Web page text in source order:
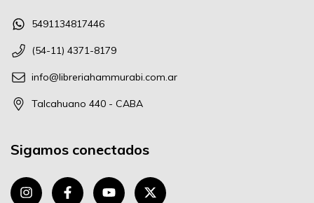
5491134817446
(54-11) 4371-8179
info@libreriahammurabi.com.ar
Talcahuano 440 - CABA
Sigamos conectados